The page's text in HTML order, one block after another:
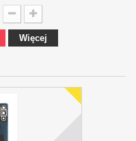
Więcej